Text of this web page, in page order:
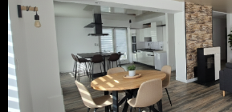
VOIR LE BIEN